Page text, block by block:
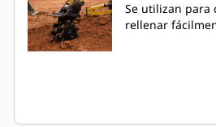
Se utilizan para
rellenar